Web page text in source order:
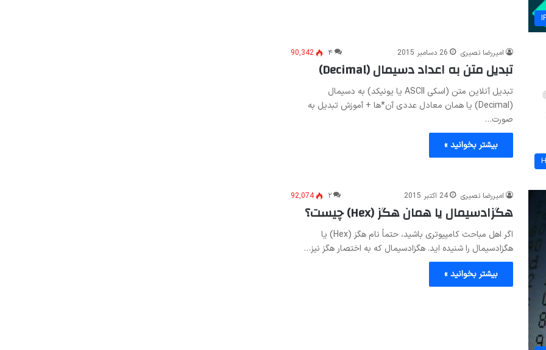
امیررضا نصیری 26 دسامبر 2015 ۴ 90,342
تبدیل متن به اعداد دسیمال (Decimal)
تبدیل آنلاین متن (اسکی ASCII یا یونیکد) به دسیمال
(Decimal) یا همان معادل عددی آن*ها + آموزش تبدیل به
صورت…
بیشتر بخوانید »
امیررضا نصیری 24 اکتبر 2015 ۲ 92,074
هگزادسیمال یا همان هگز (Hex) چیست؟
اگر اهل مباحث کامپیوتری باشید، حتماً نام هگز (Hex) یا
هگزادسیمال را شنیده اید. هگزادسیمال که به اختصار هگز نیز…
بیشتر بخوانید »